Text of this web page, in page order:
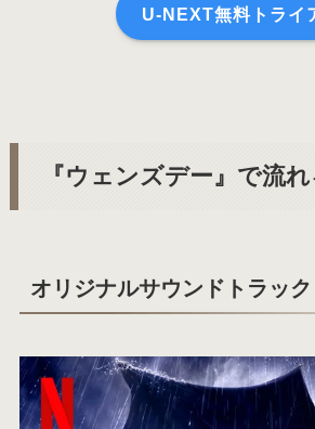
U-NEXT無料トライ
『ウェンズデー』で流
オリジナルサウンドトラック